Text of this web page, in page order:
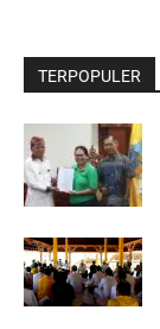
TERPOPULER